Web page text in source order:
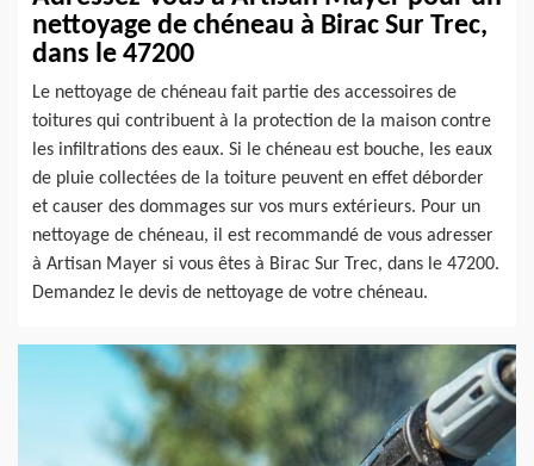
nettoyage de chéneau à Birac Sur Trec,
dans le 47200
Le nettoyage de chéneau fait partie des accessoires de
toitures qui contribuent à la protection de la maison contre
les infiltrations des eaux. Si le chéneau est bouche, les eaux
de pluie collectées de la toiture peuvent en effet déborder
et causer des dommages sur vos murs extérieurs. Pour un
nettoyage de chéneau, il est recommandé de vous adresser
à Artisan Mayer si vous êtes à Birac Sur Trec, dans le 47200.
Demandez le devis de nettoyage de votre chéneau.